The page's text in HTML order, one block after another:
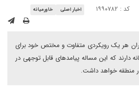
کد : ۱۹۹۰۷۸۲ اخبار اصلی خاورمیانه
هر یک رویکردی متفاوت و مختص خود برای
دارند که این مساله پیامدهای قابل توجهی در
منطقه خواهد داشت.